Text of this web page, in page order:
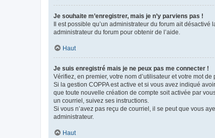
Je souhaite m’enregistrer, mais je n’y parviens pas !
Il est possible qu’un administrateur du forum ait
administrateur du forum pour obtenir de l’aide.
Haut
Je suis enregistré mais je ne peux pas me connecter !
Vérifiez, en premier, votre nom d’utilisateur et votre mot
Si la gestion COPPA est active et si vous avez indiqué
que toute nouvelle création de compte soit activée par
un courriel, suivez ses instructions.
Si vous n’avez pas reçu de courriel, il se peut que vous
administrateur.
Haut